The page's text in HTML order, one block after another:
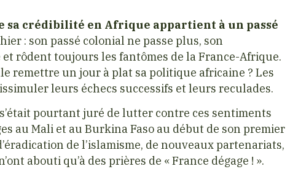
sa crédibilité en Afrique appartient à un passé
: son passé colonial ne passe plus, son
rôdent toujours les fantômes de la France-Afrique.
remettre un jour à plat sa politique africaine ? Les
leurs échecs successifs et leurs reculades.
pourtant juré de lutter contre ces sentiments
au Mali et au Burkina Faso au début de son premier
de l’islamisme, de nouveaux partenariats,
abouti qu’à des prières de « France dégage ! ».